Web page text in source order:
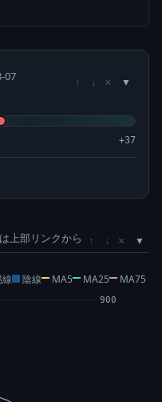
07 ↑ ↓ ×
+37
上部リンクから ↑ ↓ ×
陰線 MA5 MA25 MA75
900